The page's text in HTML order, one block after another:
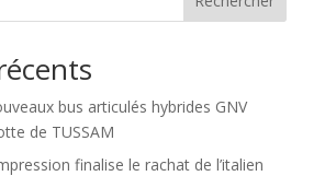
bus articulés hybrides GNV
de TUSSAM
finalise le rachat de l’italien